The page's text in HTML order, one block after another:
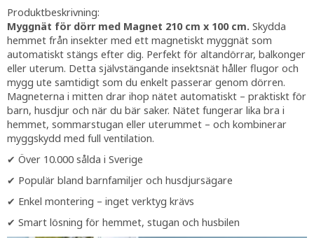
Produktbeskrivning:
Myggnät för dörr med Magnet 210 cm x 100 cm. Skydda
hemmet från insekter med ett magnetiskt myggnät som
automatiskt stängs efter dig. Perfekt för altandörrar, balkonger
eller uterum. Detta självstängande insektsnät håller flugor och
mygg ute samtidigt som du enkelt passerar genom dörren.
Magneterna i mitten drar ihop nätet automatiskt – praktiskt för
barn, husdjur och när du bär saker. Nätet fungerar lika bra i
hemmet, sommarstugan eller uterummet – och kombinerar
myggskydd med full ventilation.
✔ Över 10.000 sålda i Sverige
✔ Populär bland barnfamiljer och husdjursägare
✔ Enkel montering – inget verktyg krävs
✔ Smart lösning för hemmet, stugan och husbilen